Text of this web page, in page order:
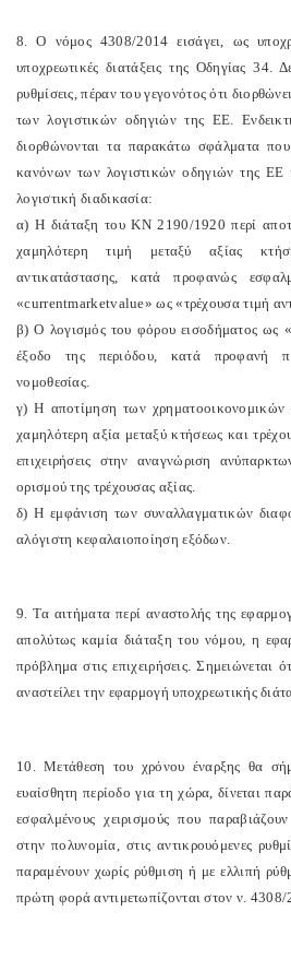
8. Ο νόμος 4308/2014 εισάγει, ως
υποχρεωτικές διατάξεις της Οδηγίας 34.
ρυθμίσεις, πέραν του γεγονότος ότι
των λογιστικών οδηγιών της ΕΕ.
διορθώνονται τα παρακάτω σφάλματα
κανόνων των λογιστικών οδηγιών της ΕΕ
λογιστική διαδικασία:
α) Η διάταξη του ΚΝ 2190/1920 περί
χαμηλότερη τιμή μεταξύ αξίας
αντικατάστασης, κατά προφανώς
«currentmarketvalue» ως «τρέχουσα τιμή
β) Ο λογισμός του φόρου εισοδήματος ως
έξοδο της περιόδου, κατά προφανή
νομοθεσίας.
γ) Η αποτίμηση των χρηματοοικονομικών
χαμηλότερη αξία μεταξύ κτήσεως και
επιχειρήσεις στην αναγνώριση
ορισμού της τρέχουσας αξίας.
δ) Η εμφάνιση των συναλλαγματικών
αλόγιστη κεφαλαιοποίηση εξόδων.
9. Τα αιτήματα περί αναστολής της
απολύτως καμία διάταξη του νόμου, η
πρόβλημα στις επιχειρήσεις. Σημειώνεται
αναστείλει την εφαρμογή υποχρεωτικής
10. Μετάθεση του χρόνου έναρξης θα
ευαίσθητη περίοδο για τη χώρα, δίνεται
εσφαλμένους χειρισμούς που
στην πολυνομία, στις αντικρουόμενες
παραμένουν χωρίς ρύθμιση ή με ελλιπή
πρώτη φορά αντιμετωπίζονται στον ν.